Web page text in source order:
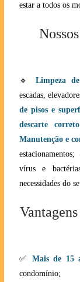
estar a todos os
🔹Limpeza
escadas,
de pisos e
descarte
Manutenção e
vírus e
necessidades do
✅Mais de 15
condomínio;